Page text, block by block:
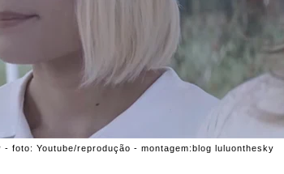
foto: Youtube/reprodução - montagem:blog luluonthesky